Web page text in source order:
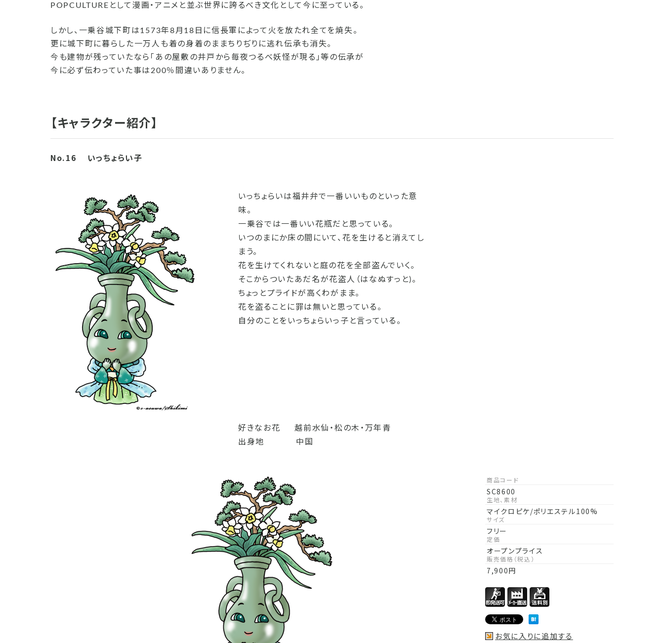
POPCULTUREとして漫画・アニメと並ぶ世界に誇るべき文化として今に至っている。
しかし、一乗谷城下町は1573年8月18日に信長軍によって火を放たれ全てを焼失。
更に城下町に暮らした一万人も着の身着のままちりぢりに逃れ伝承も消失。
今も建物が残っていたなら「あの屋敷の井戸から毎夜つるべ妖怪が現る」等の伝承が
今に必ず伝わっていた事は200％間違いありません。
【キャラクター紹介】
No.16 いっちょらい子
いっちょらいは福井弁で一番いいものといった意
味。
一乗谷では一番いい花瓶だと思っている。
いつのまにか床の間にいて、花を生けると消えてし
まう。
花を生けてくれないと庭の花を全部盗んでいく。
そこからついたあだ名が花盗人（はなぬすっと)。
ちょっとプライドが高くわがまま。
花を盗ることに罪は無いと思っている。
自分のことをいっちょらいっ子と言っている。
好きなお花 越前水仙・松の木・万年青
出身地 中国
商品コード
SC8600
生地、素材
マイクロピケ/ポリエステル100%
サイズ
フリー
定価
オープンプライス
販売価格（税込）
7,900円
お気に入りに追加する